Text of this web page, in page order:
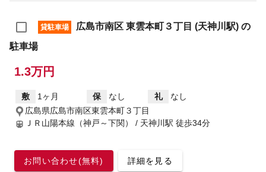
貸駐車場
広島市南区 東雲本町３丁目 (天神川駅) の
駐車場
1.3万円
敷 1ヶ月 保 なし 礼
なし
広島県広島市南区東雲本町３丁目
ＪＲ山陽本線（神戸～下関） / 天神川駅 徒歩34分
お問い合わせ(無料) 詳細を見る